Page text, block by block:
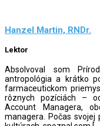
Hanzel Martin, RNDr.
Lektor
Absolvoval som
antropológia a krátko
farmaceutickom
rôznych pozíciách –
Account Managera,
managera. Počas